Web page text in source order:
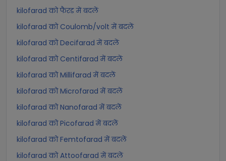
kilofarad को फैरड में बदलें
kilofarad को Coulomb/volt में बदलें
kilofarad को Decifarad में बदलें
kilofarad को Centifarad में बदलें
kilofarad को Millifarad में बदलें
kilofarad को Microfarad में बदलें
kilofarad को Nanofarad में बदलें
kilofarad को Picofarad में बदलें
kilofarad को Femtofarad में बदलें
kilofarad को Attoofarad में बदलें